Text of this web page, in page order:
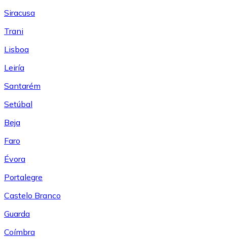
Siracusa
Trani
Lisboa
Leiría
Santarém
Setúbal
Beja
Faro
Évora
Portalegre
Castelo Branco
Guarda
Coímbra